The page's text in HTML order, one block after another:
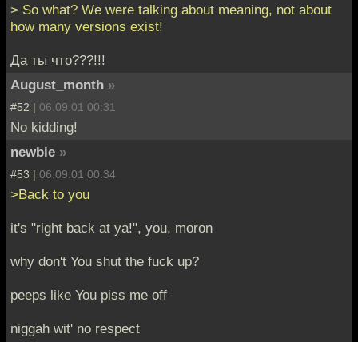
> So what? We were talking about meaning, not about
how many versions exist!
Да ты что???!!!
August_month »
#52 | 06.09.01 00:31
No kidding!
newbie »
#53 | 06.09.01 00:34
>Back to you
it's "right back at ya!", you, moron
why don't You shut the fuck up?
peeps like You piss me off
niggah wit' no respect